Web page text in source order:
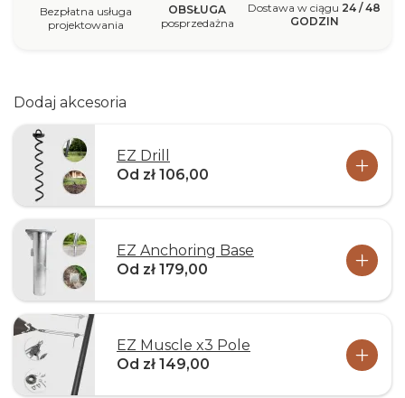
Bezpłatna usługa
projektowania
OBSŁUGA
posprzedażna
Dostawa w ciągu 24 / 48
GODZIN
Dodaj akcesoria
EZ Drill
Od zł 106,00
EZ Anchoring Base
Od zł 179,00
EZ Muscle x3 Pole
Od zł 149,00